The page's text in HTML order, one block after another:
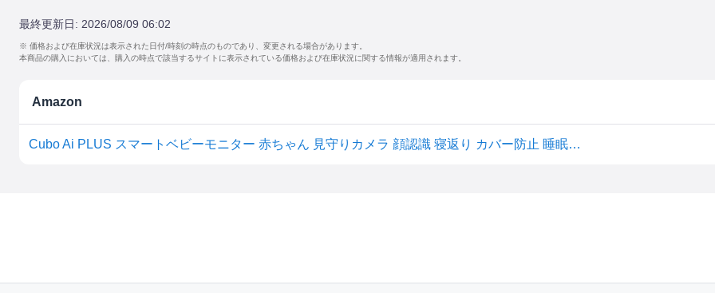
最終更新日: 2026/08/09 06:02
※ 価格および在庫状況は表示された日付/時刻の時点のものであり、変更される場合があります。
本商品の購入においては、購入の時点で該当するサイトに表示されている価格および在庫状況に関する情報が適用されます。
Amazon
Cubo Ai PLUS スマートベビーモニター 赤ちゃん 見守りカメラ 顔認識 寝返り カバー防止 睡眠分析 危険エリア アラート 音検知 自動フォトキャプチャ 1080p HD ナイトビジョン 双方向音声通信 ホワイトノイズ スマホ連動 新生児 出産祝い